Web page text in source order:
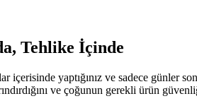
Tehlike İçinde
içerisinde yaptığınız ve sadece günler
ve çoğunun gerekli ürün